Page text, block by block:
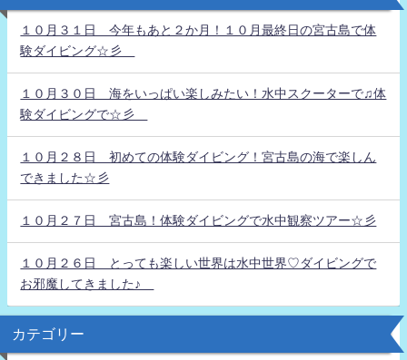
１０月３１日 今年もあと２か月！１０月最終日の宮古島で体
験ダイビング☆彡
１０月３０日 海をいっぱい楽しみたい！水中スクーターで♫体
験ダイビングで☆彡
１０月２８日 初めての体験ダイビング！宮古島の海で楽しん
できました☆彡
１０月２７日 宮古島！体験ダイビングで水中観察ツアー☆彡
１０月２６日 とっても楽しい世界は水中世界♡ダイビングで
お邪魔してきました♪
カテゴリー